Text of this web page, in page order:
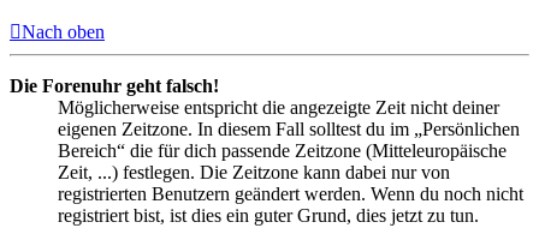
Nach oben
Die Forenuhr geht falsch!
Möglicherweise entspricht die angezeigte Zeit nicht deiner
eigenen Zeitzone. In diesem Fall solltest du im „Persönlichen
Bereich“ die für dich passende Zeitzone (Mitteleuropäische
Zeit, ...) festlegen. Die Zeitzone kann dabei nur von
registrierten Benutzern geändert werden. Wenn du noch nicht
registriert bist, ist dies ein guter Grund, dies jetzt zu tun.